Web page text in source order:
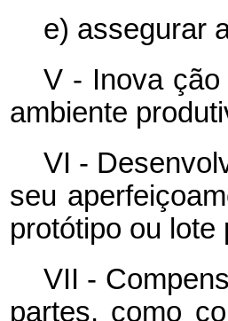
e) assegurar
V - Inova ção
ambiente
VI -
seu
protótipo ou lote
VII -
partes, como